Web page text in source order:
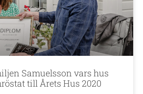
Samuelsson vars hus
till Årets Hus 2020